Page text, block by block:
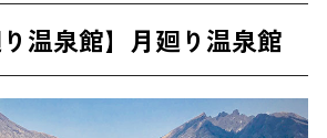
温泉館】 月廻り温泉館